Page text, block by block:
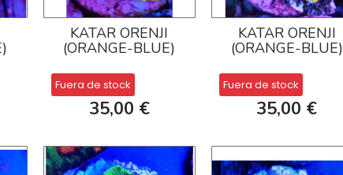
KATAR ORENJI
(ORANGE-BLUE)
Fuera de stock
35,00 €
KATAR ORENJI
(ORANGE-BLUE)
Fuera de stock
35,00 €